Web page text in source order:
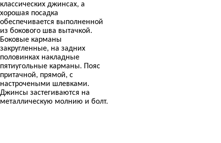
классических джинсах, а
хорошая посадка
обеспечивается выполненной
из бокового шва вытачкой.
Боковые карманы
закругленные, на задних
половинках накладные
пятиугольные карманы. Пояс
притачной, прямой, с
настрочеными шлевками.
Джинсы застегиваются на
металлическую молнию и болт.